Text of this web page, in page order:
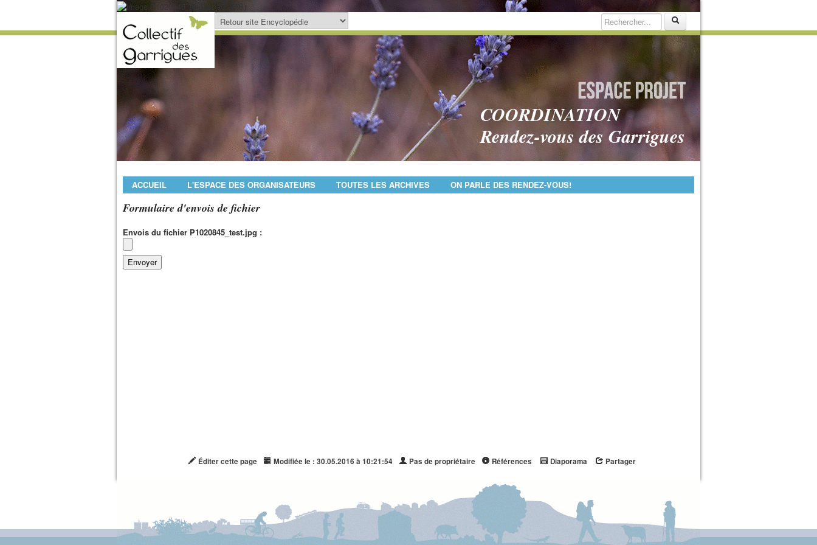
COORDINATION
Rendez-vous des Garrigues
ACCUEIL L'ESPACE DES ORGANISATEURS TOUTES LES ARCHIVES ON PARLE DES RENDEZ-VOUS!
Formulaire d'envois de fichier
Envois du fichier P1020845_test.jpg :
Éditer cette page Modifiée le : 30.05.2016 à 10:21:54 Pas de propriétaire Références Diaporama Partager